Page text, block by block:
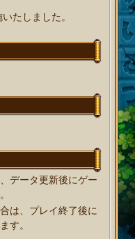
たしました。
データ更新後にゲー
は、プレイ終了後に
す。